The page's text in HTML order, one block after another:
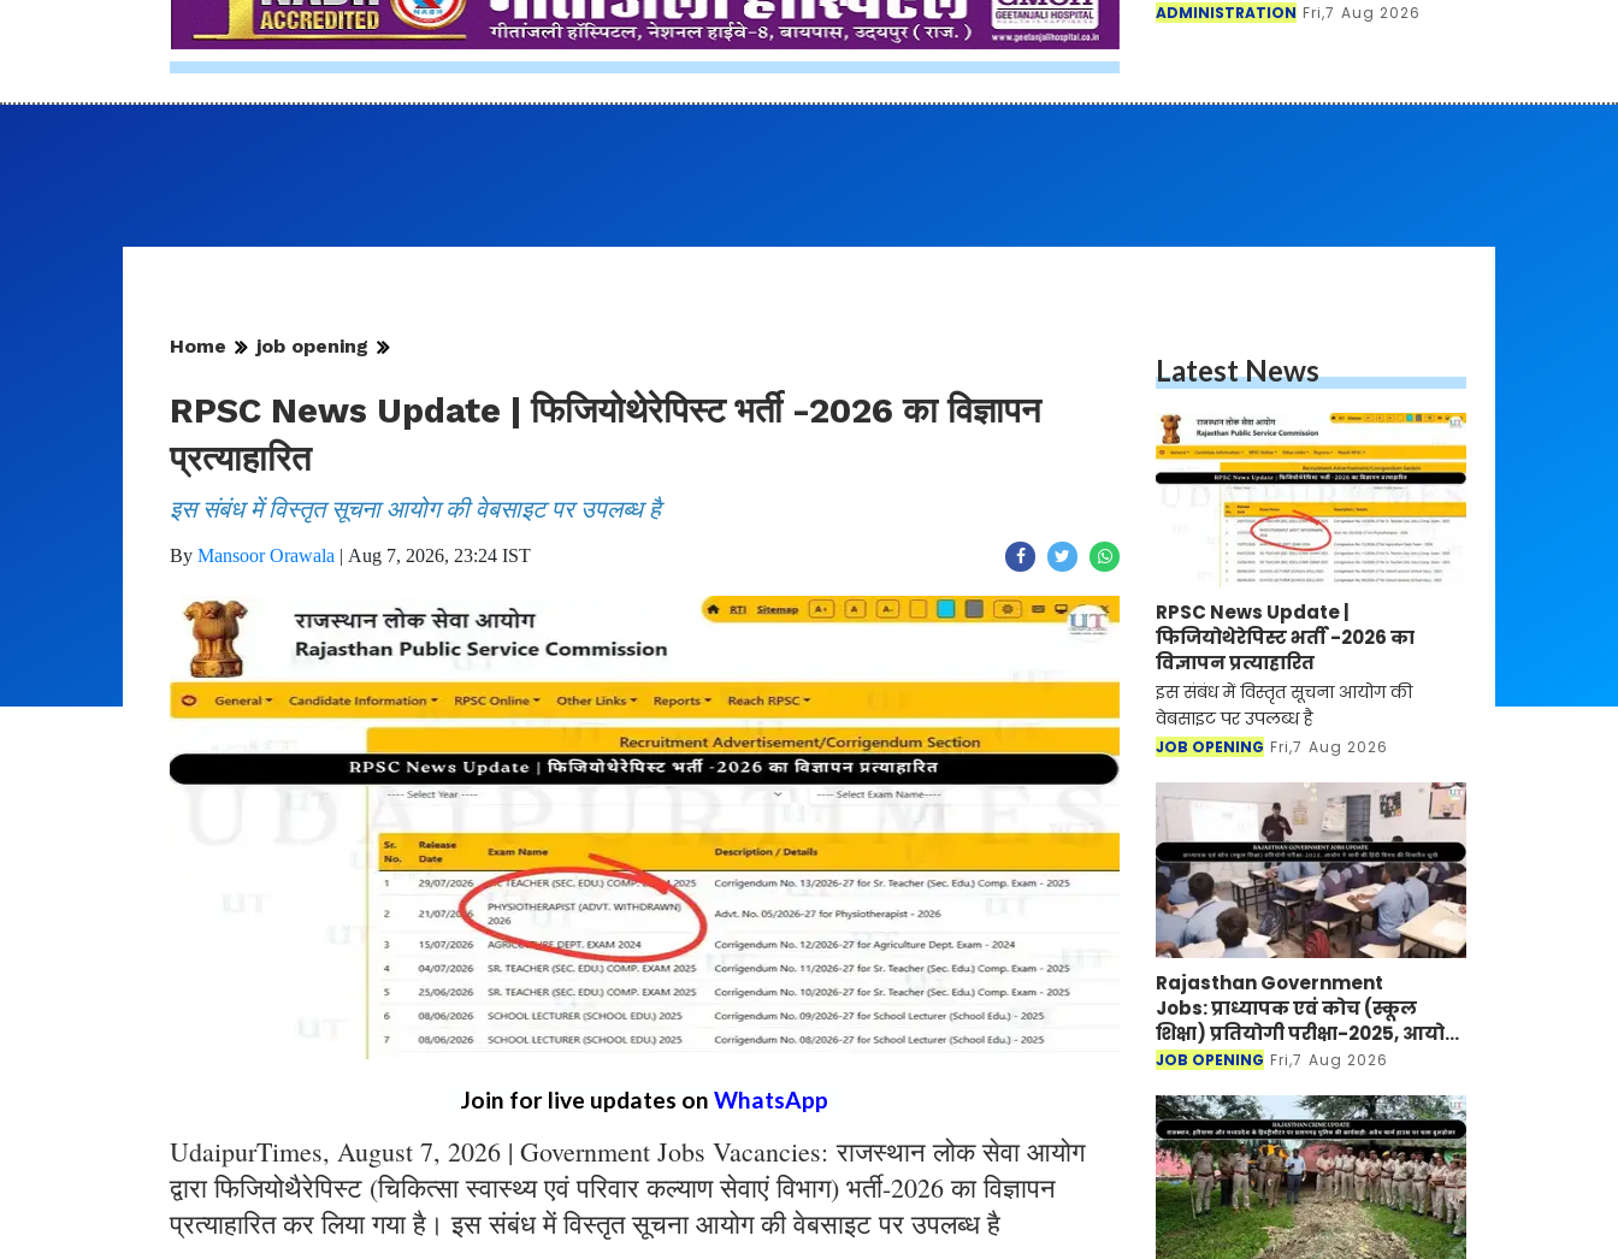
ADMINISTRATION Fri,7 Aug 2026
Home job opening
RPSC News Update | फिजियोथेरेपिस्ट भर्ती -2026 का विज्ञापन
प्रत्याहारित
इस संबंध में विस्तृत सूचना आयोग की वेबसाइट पर उपलब्ध है
By Mansoor Orawala | Aug 7, 2026, 23:24 IST
Join for live updates on WhatsApp
UdaipurTimes, August 7, 2026 | Government Jobs Vacancies: राजस्थान लोक सेवा आयोग
द्वारा फिजियोथैरेपिस्ट (चिकित्सा स्वास्थ्य एवं परिवार कल्याण सेवाएं विभाग) भर्ती-2026 का विज्ञापन
प्रत्याहारित कर लिया गया है। इस संबंध में विस्तृत सूचना आयोग की वेबसाइट पर उपलब्ध है
Latest News
RPSC News Update |
फिजियोथेरेपिस्ट भर्ती -2026 का
विज्ञापन प्रत्याहारित
इस संबंध में विस्तृत सूचना आयोग की
वेबसाइट पर उपलब्ध है
JOB OPENING Fri,7 Aug 2026
Rajasthan Government
Jobs: प्राध्यापक एवं कोच (स्कूल
शिक्षा) प्रतियोगी परीक्षा-2025, आयोग
ने जारी की हिंदी विषय की विचारित
JOB OPENING Fri,7 Aug 2026